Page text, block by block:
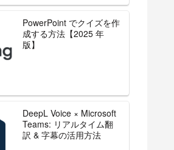
PowerPoint でクイズを作
成する方法【2025 年
版】
DeepL Voice × Microsoft
Teams: リアルタイム翻
訳 & 字幕の活用方法